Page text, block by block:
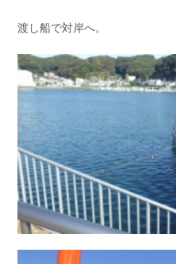
渡し船で対岸へ。